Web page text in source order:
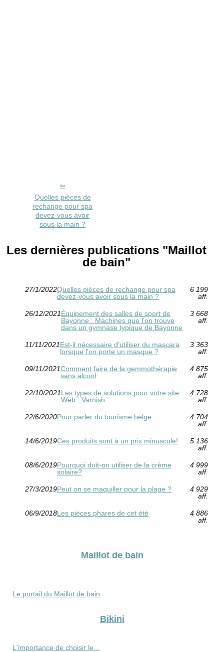
Quelles pièces de
rechange pour spa
devez-vous avoir
sous la main ?
Les dernières publications "Maillot
de bain"
27/1/2022Quelles pièces de rechange pour spa
devez-vous avoir sous la main ?
6 199
aff.
26/12/2021Équipement des salles de sport de
Bayonne : Machines que l'on trouve
dans un gymnase typique de Bayonne
3 668
aff.
11/11/2021Est-il nécessaire d'utiliser du mascara
lorsque l'on porte un masque ?
3 363
aff.
09/11/2021Comment faire de la gemmothérapie
sans alcool
4 875
aff.
22/10/2021Les types de solutions pour votre site
Web : Varnish
4 728
aff.
22/6/2020Pour parler du tourisme belge
4 704
aff.
14/6/2019Ces produits sont à un prix minuscule!
5 136
aff.
08/6/2019Pourquoi doit-on utiliser de la crème
solaire?
4 999
aff.
27/3/2019Peut on se maquiller pour la plage ?
4 929
aff.
06/9/2018Les pièces phares de cet été
4 886
aff.
Maillot de bain
Le portail du Maillot de bain
Bikini
L'importance de choisir le...